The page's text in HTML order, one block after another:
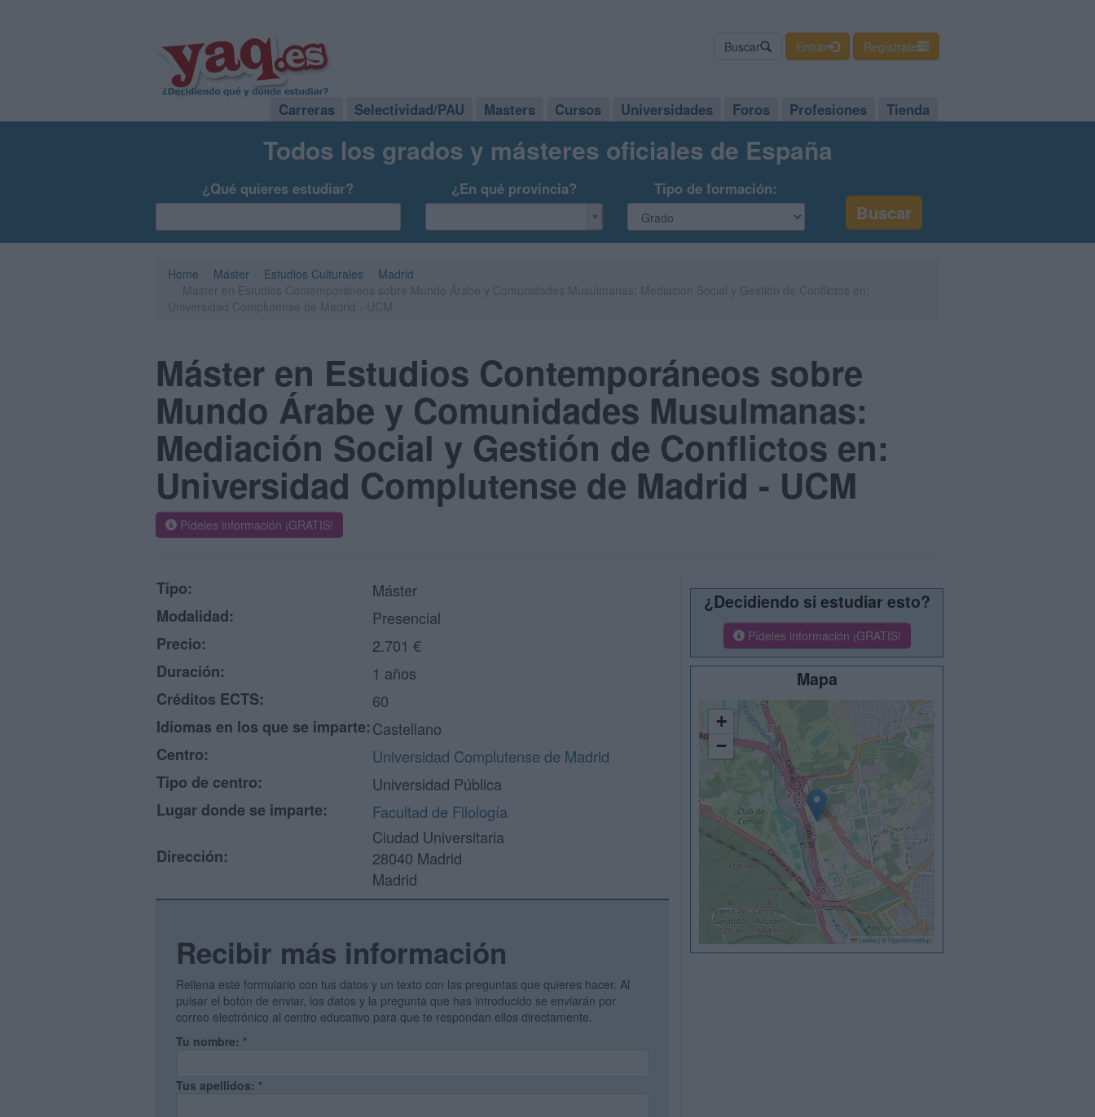
Buscar Entrar Regístrate
Carreras Selectividad/PAU Masters Cursos Universidades Foros Profesiones Tienda
Todos los grados y másteres oficiales de España
¿Qué quieres estudiar? ¿En qué provincia? Tipo de formación:
Home Máster Estudios Culturales
Madrid
Máster en Estudios Contemporáneos sobre
Mundo Árabe y Comunidades Musulmanas:
Mediación Social y Gestión de Conflictos en:
Universidad Complutense de Madrid - UCM
Pídeles información ¡GRATIS!
Tipo:
Máster
Modalidad:
Presencial
Precio:
2.701 €
Duración:
1 años
Créditos ECTS:
60
Idiomas en los que se imparte:Castellano
Centro:
Universidad Complutense de Madrid
Tipo de centro:
Universidad Pública
Lugar donde se imparte:
Facultad de Filología
Dirección:
Ciudad Universitaria
28040 Madrid
Madrid
Recibir más información
Rellena este formulario con tus datos y un texto con las preguntas que quieres hacer. Al
pulsar el botón de enviar, los datos y la pregunta que has introducido se enviarán por
correo electrónico al centro educativo para que te respondan ellos directamente.
Tu nombre: *
Tus apellidos: *
¿Decidiendo si estudiar esto?
Pídeles información ¡GRATIS!
Mapa
+
−
Leaflet OpenStreetMap